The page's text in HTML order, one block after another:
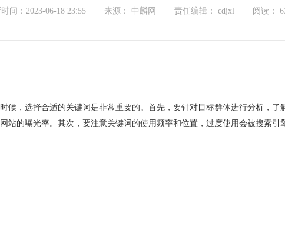
间：2023-06-18 23:55 来源： 中麟网 责任编辑： cdjxl 阅读：
候，选择合适的关键词是非常重要的。首先，要针对目标群体进行分析，了
站的曝光率。其次，要注意关键词的使用频率和位置，过度使用会被搜索引